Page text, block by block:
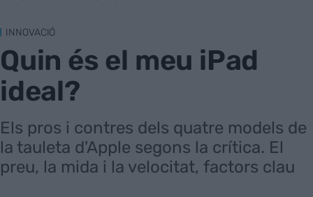
INNOVACIÓ
Quin és el meu iPad
ideal?
Els pros i contres dels quatre models de
la tauleta d'Apple segons la crítica. El
preu, la mida i la velocitat, factors clau